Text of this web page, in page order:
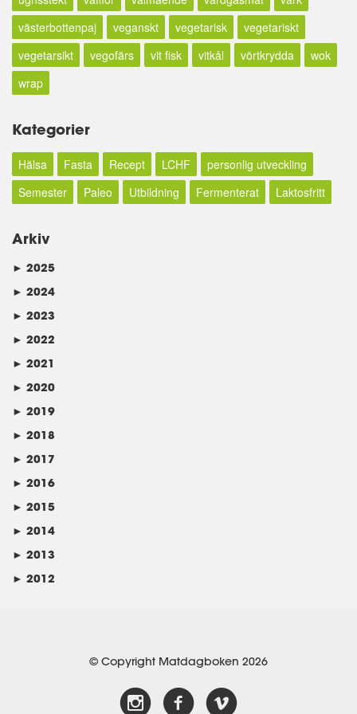
västerbottenpaj
veganskt vegetarisk
vegetariskt
vegetarsikt
vegofärs vit fisk vitkål vörtkrydda
wok
wrap
Kategorier
Hälsa Fasta Recept LCHF
personlig utveckling
Semester
Paleo Utbildning Fermenterat Laktosfritt
Arkiv
► 2025
► 2024
► 2023
► 2022
► 2021
► 2020
► 2019
► 2018
► 2017
► 2016
► 2015
► 2014
► 2013
► 2012
© Copyright Matdagboken 2026